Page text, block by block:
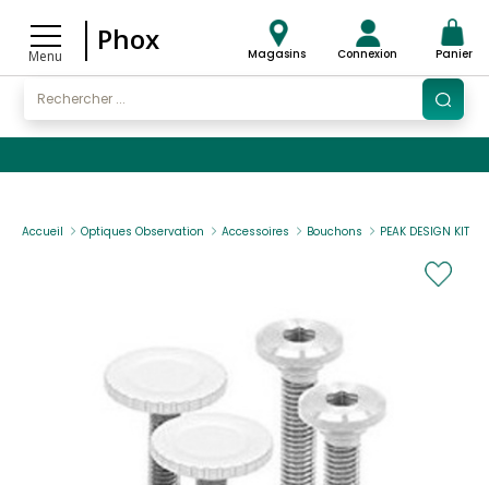
Menu
Phox Magasins Connexion Panier
Accueil Optiques Observation Accessoires Bouchons PEAK DESIGN KIT